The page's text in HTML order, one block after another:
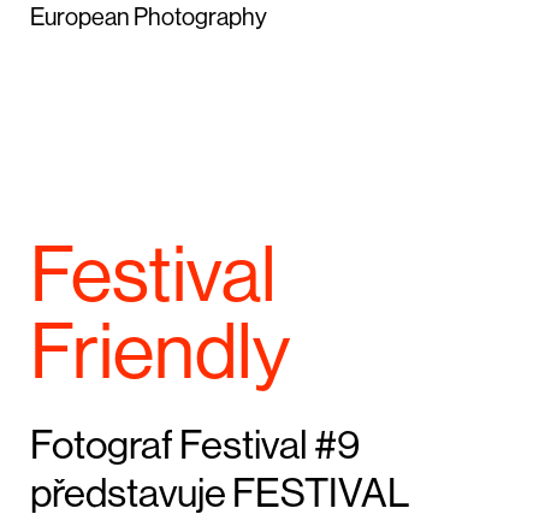
European Photography
Festival
Friendly
Fotograf Festival #9
představuje FESTIVAL